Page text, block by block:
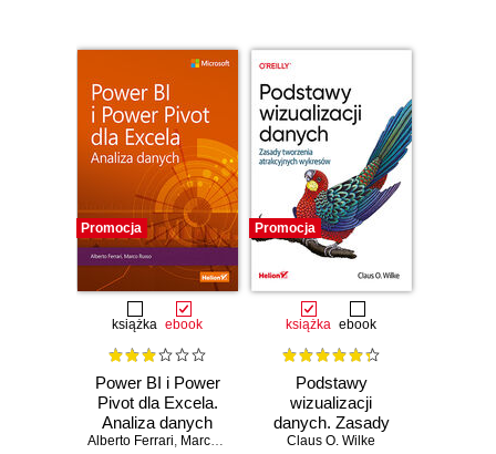
Promocja
książka ebook
Power BI i Power
Pivot dla Excela.
Analiza danych
Alberto Ferrari, Marco Russo
Promocja
książka ebook
Podstawy
wizualizacji
danych. Zasady
tworzenia
Claus O. Wilke